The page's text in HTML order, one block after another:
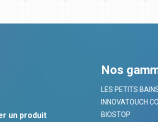
un produit
Nos
LES PETITS
INNOVATOUCH
BIOSTOP